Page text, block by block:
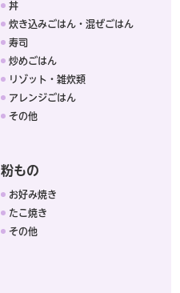
丼
炊き込みごはん・混ぜごはん
寿司
炒めごはん
リゾット・雑炊類
アレンジごはん
その他
粉もの
お好み焼き
たこ焼き
その他